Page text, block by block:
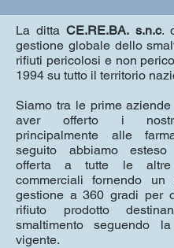
La dittaCE.RE.BA. s.n.c.
gestione globale dello
rifiuti pericolosi e non
1994 su tutto il territorio
Siamo tra le prime
aver offerto i
principalmente alle
seguito abbiamo
offerta a tutte le altre
commerciali fornendo un
gestione a 360 gradi per
rifiuto prodotto
smaltimento seguendo
vigente.